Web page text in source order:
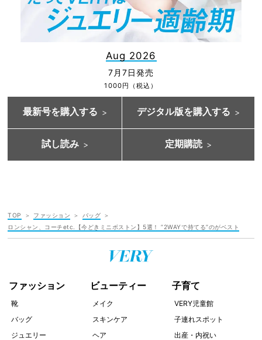
Aug 2026
7月7日発売
1000円（税込）
最新号を購入する デジタル版を購入する
試し読み 定期購読
TOP ファッション
バッグ
ロンシャン、コーチetc.【今どきミニボストン】5選！ ”2WAYで持てる”のがベスト
ファッション
靴
バッグ
ジュエリー
ビューティー
メイク
スキンケア
ヘア
子育て
VERY児童館
子連れスポット
出産・内祝い